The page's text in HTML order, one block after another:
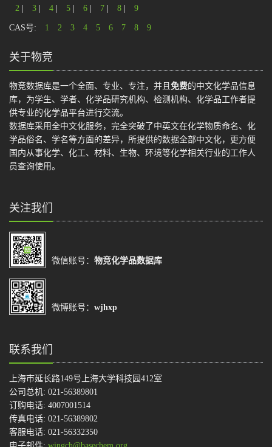
2
3 4 5 6 7 8 9
CAS号: 1 2 3 4 5 6 7 8 9
关于物竞
物竞数据库是一个全面、专业、专注，并且 免费的中文化学品信息
库，为学生、学者、化学品研究机构、检测机构、化学品工作者提
供专业的化学品平台进行交流。
数据库采用全中文化服务，完全突破了中英文在化学物质命名、化
学品俗名、学名等方面的差异，所提供的数据全部中文化，更方便
国内从事化学、化工、材料、生物、环境等化学相关行业的工作人
员查询使用。
关注我们
微信账号： 物竞化学品数据库
微博账号： wjhxp
联系我们
上海市延长路149号上海大学科技园412室
公司总机: 021-56389801
订购电话: 4007001514
传真电话: 021-56389802
客服电话: 021-56332350